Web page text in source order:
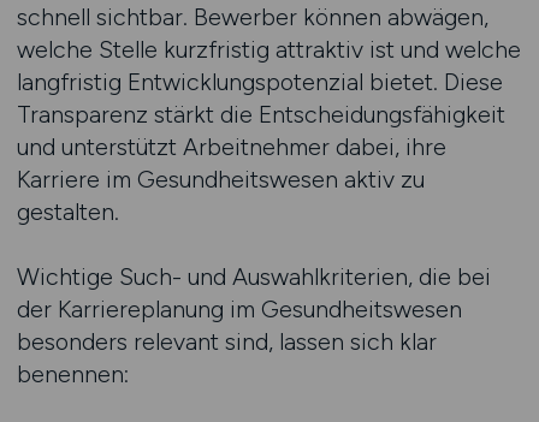
schnell sichtbar. Bewerber können abwägen,
welche Stelle kurzfristig attraktiv ist und welche
langfristig Entwicklungspotenzial bietet. Diese
Transparenz stärkt die Entscheidungsfähigkeit
und unterstützt Arbeitnehmer dabei, ihre
Karriere im Gesundheitswesen aktiv zu
gestalten.
Wichtige Such- und Auswahlkriterien, die bei
der Karriereplanung im Gesundheitswesen
besonders relevant sind, lassen sich klar
benennen: